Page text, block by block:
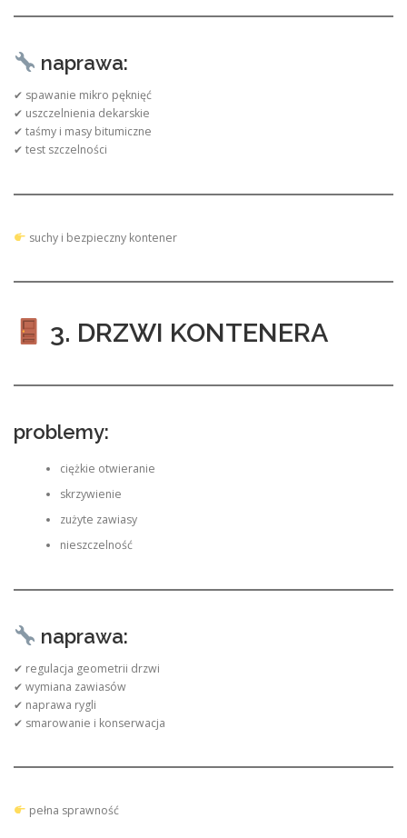
naprawa:
✔ spawanie mikro pęknięć
✔ uszczelnienia dekarskie
✔ taśmy i masy bitumiczne
✔ test szczelności
suchy i bezpieczny kontener
3. DRZWI KONTENERA
problemy:
ciężkie otwieranie
skrzywienie
zużyte zawiasy
nieszczelność
naprawa:
✔ regulacja geometrii drzwi
✔ wymiana zawiasów
✔ naprawa rygli
✔ smarowanie i konserwacja
pełna sprawność